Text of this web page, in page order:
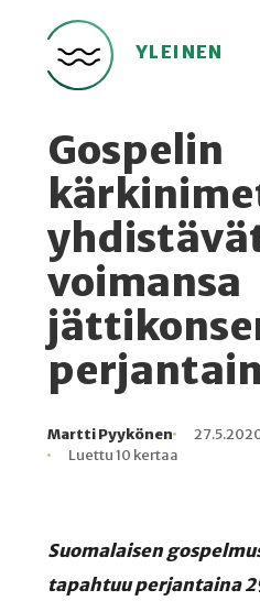
YLEINEN
Gospelin
voimansa
Kirjoittaja
Martti Pyykönen
Julkaistu
Lukuaika
Lukukertoja
Luettu 10 kertaa
Suomalaisen
tapahtuu perjantaina